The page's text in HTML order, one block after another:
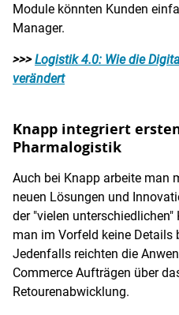
Module könnten Kunden
Manager.
>>>Logistik 4.0: Wie die
verändert
Knapp integriert
Pharmalogistik
Auch bei Knapp arbeite man
neuen Lösungen und
der "vielen
man im Vorfeld keine Details
Jedenfalls reichten die
Commerce Aufträgen über
Retourenabwicklung.